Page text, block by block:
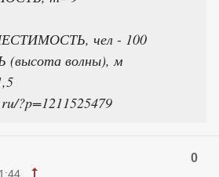
чел - 100
волны), м
?p=1211525479
0